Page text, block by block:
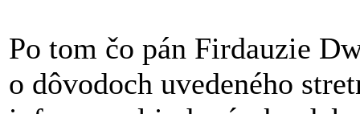
Po tom čo pán Firdauzie
o dôvodoch uvedeného